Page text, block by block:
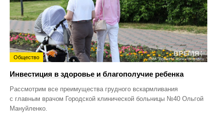
Общество
Инвестиция в здоровье и благополучие ребенка
Рассмотрим все преимущества грудного вскармливания
с главным врачом Городской клинической больницы №40 Ольгой
Мануйленко.